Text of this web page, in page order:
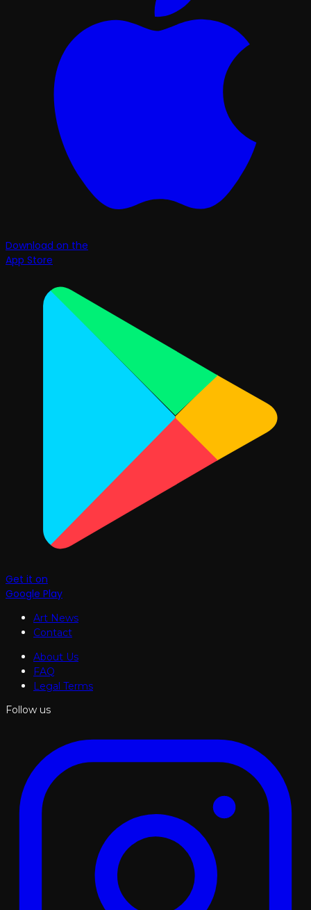
Download on the
App Store
Get it on
Google Play
Art News
Contact
About Us
FAQ
Legal Terms
Follow us